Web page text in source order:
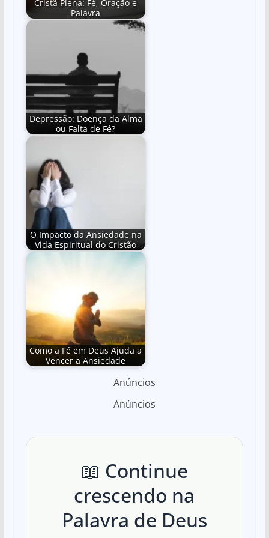
Cristã Plena: Fé, Oração e
Palavra
Depressão: Doença da Alma
ou Falta de Fé?
O Impacto da Ansiedade na
Vida Espiritual do Cristão
Como a Fé em Deus Ajuda a
Vencer a Ansiedade
Anúncios
Anúncios
📖 Continue
crescendo na
Palavra de Deus